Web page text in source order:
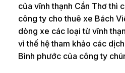
của vĩnh thạnh Cần Thơ thì
công ty cho thuê xe Bách
dòng xe các loại từ vĩnh
vì thế hệ tham khảo các
Bình phước của công ty